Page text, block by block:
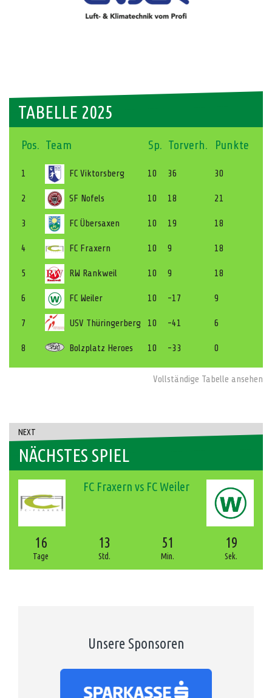
TABELLE 2025
Pos. Team Sp. Torverh. Punkte
1 FC Viktorsberg 10 36 30
2 SF Nofels 10 18 21
3 FC Übersaxen 10 19 18
4 FC Fraxern 10 9 18
5 RW Rankweil 10 9 18
6 FC Weiler 10 -17 9
7 USV Thüringerberg 10 -41 6
8 Bolzplatz Heroes 10 -33 0
Vollständige Tabelle ansehen
NEXT
NÄCHSTES SPIEL
FC Fraxern vs FC Weiler
16
Tage
13
Std.
51
Min.
19
Sek.
Unsere Sponsoren